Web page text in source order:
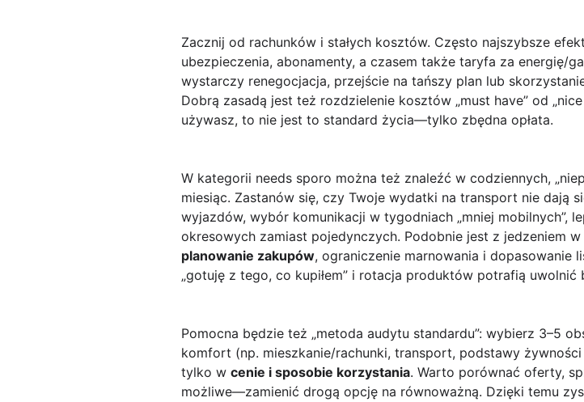
Zacznij od rachunków i stałych kosztów. Często najszybsze
ubezpieczenia, abonamenty, a czasem także taryfa za
wystarczy renegocjacja, przejście na tańszy plan lub
Dobrą zasadą jest też rozdzielenie kosztów „must have” od
używasz, to nie jest to standard życia—tylko zbędna opłata.
W kategorii needs sporo można też znaleźć w codziennych,
miesiąc. Zastanów się, czy Twoje wydatki na transport nie dają
wyjazdów, wybór komunikacji w tygodniach „mniej mobilnych”,
okresowych zamiast pojedynczych. Podobnie jest z jedzeniem
planowanie zakupów, ograniczenie marnowania i dopasowanie
„gotuję z tego, co kupiłem” i rotacja produktów potrafią
Pomocna będzie też „metoda audytu standardu”: wybierz 3–5
komfort (np. mieszkanie/rachunki, transport, podstawy
tylko w cenie i sposobie korzystania. Warto porównać oferty,
możliwe—zamienić drogą opcję na równoważną. Dzięki temu